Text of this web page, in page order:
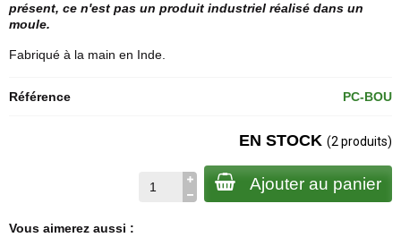
présent, ce n'est pas un produit industriel réalisé dans un
moule.
Fabriqué à la main en Inde.
Référence PC-BOU
EN STOCK (2 produits)
Ajouter au panier
Vous aimerez aussi :